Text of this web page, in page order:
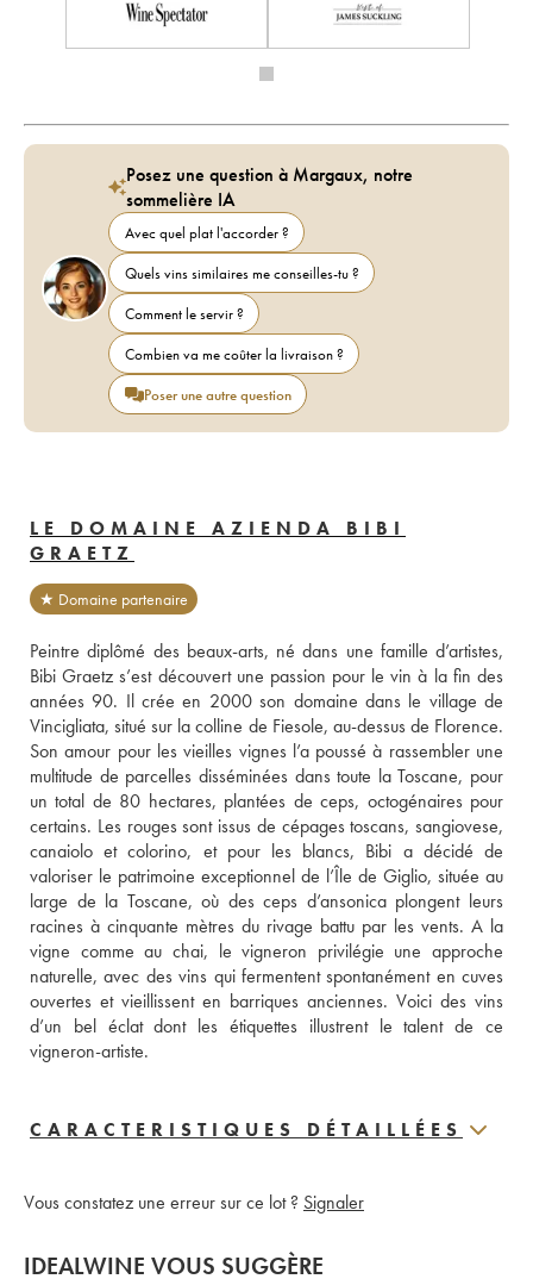
Posez une question à Margaux, notre
sommelière IA
Avec quel plat l'accorder ?
Quels vins similaires me conseilles-tu ?
Comment le servir ?
Combien va me coûter la livraison ?
Poser une autre question
LE DOMAINE AZIENDA BIBI
GRAETZ
★ Domaine partenaire
Peintre diplômé des beaux-arts, né dans une famille d’artistes,
Bibi Graetz s’est découvert une passion pour le vin à la fin des
années 90. Il crée en 2000 son domaine dans le village de
Vincigliata, situé sur la colline de Fiesole, au-dessus de Florence.
Son amour pour les vieilles vignes l’a poussé à rassembler une
multitude de parcelles disséminées dans toute la Toscane, pour
un total de 80 hectares, plantées de ceps, octogénaires pour
certains. Les rouges sont issus de cépages toscans, sangiovese,
canaiolo et colorino, et pour les blancs, Bibi a décidé de
valoriser le patrimoine exceptionnel de l’Île de Giglio, située au
large de la Toscane, où des ceps d’ansonica plongent leurs
racines à cinquante mètres du rivage battu par les vents. A la
vigne comme au chai, le vigneron privilégie une approche
naturelle, avec des vins qui fermentent spontanément en cuves
ouvertes et vieillissent en barriques anciennes. Voici des vins
d’un bel éclat dont les étiquettes illustrent le talent de ce
vigneron-artiste.
CARACTERISTIQUES DÉTAILLÉES
Vous constatez une erreur sur ce lot ? Signaler
IDEALWINE VOUS SUGGÈRE